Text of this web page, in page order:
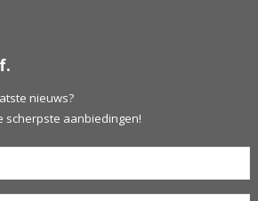
nieuws?
scherpste aanbiedingen!